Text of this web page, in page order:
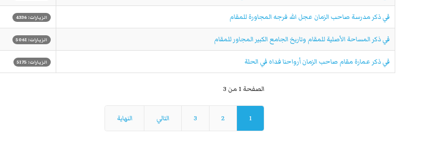
في ذكر مدرسة صاحب الزمان عجل الله فرجه المجاورة للمقام الزيارات: 4336
في ذكر المساحة الأصلية للمقام وتاريخ الجامع الكبير المجاور للمقام الزيارات: 5061
في ذكر عمارة مقام صاحب الزمان أرواحنا فداه في الحلة الزيارات: 5175
الصفحة 1 من 3
1
2
3 التالي النهاية